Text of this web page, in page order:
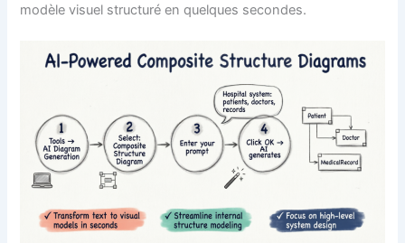
modèle visuel structuré en quelques secondes.